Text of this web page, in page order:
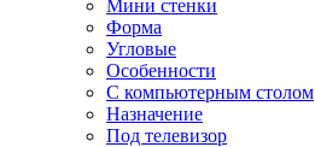
Мини стенки
Форма
Угловые
Особенности
С компьютерным столом
Назначение
Под телевизор